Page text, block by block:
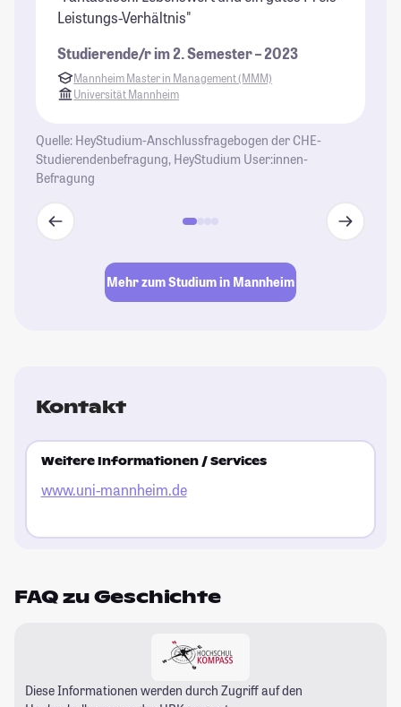
Leistungs-Verhältnis"
Studierende/r im 2. Semester – 2023
Mannheim Master in Management (MMM)
Universität Mannheim
Quelle: HeyStudium-Anschlussfragebogen der CHE-
Studierendenbefragung, HeyStudium User:innen-
Befragung
Mehr zum Studium in Mannheim
Kontakt
Weitere Informationen / Services
www.uni-mannheim.de
FAQ zu Geschichte
Diese Informationen werden durch Zugriff auf den